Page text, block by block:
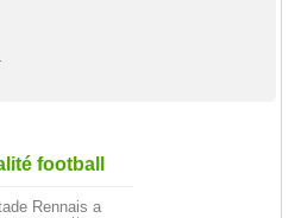
football
Rennais a